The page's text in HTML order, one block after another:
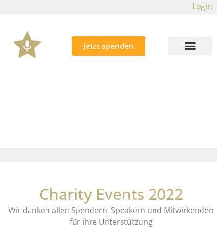
Login
Jetzt spenden
Charity Events 2022
Wir danken allen Spendern, Speakern und Mitwirkenden
für ihre Unterstützung